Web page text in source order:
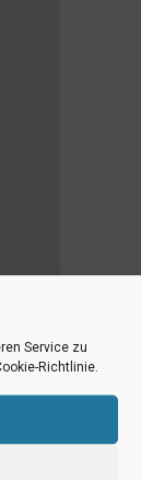
Service zu
Richtlinie.